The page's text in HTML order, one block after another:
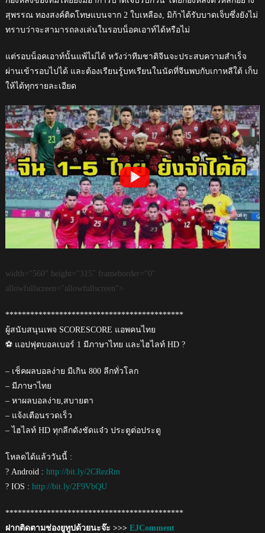
สุพรรณ ทองสงค์ติดโทษแบนจาก 2 ใบเหลือง, มิก้าได้รับบาดเจ็บซึ่งยังไม่
ทราบว่าจะสามารถลงเล่นในรอบน็อคเอาท์ได้หรือไม่
แต่รอบน็อคเอาท์นั้นแพ้ไม่ได้ หวังว่าทีมชาติจีนจะประสบความสำเร็จ
ผ่านเข้ารอบไปได้ และต้องเรียนรู้บทเรียนในนัดที่จีนพบกับเกาหลีใต้ เก็บ
ให้ได้ทุกรายละเอียด
width="560" height="315" frameborder="0"
allowfullscreen="allowfullscreen">
*******************************************
ผู้สนับสนุนเพจ SCORESCORE แอพคนไทย
⚽ แอปฟุตบอลเบอร์ 1 มีภาษาไทย และไฮไลท์ HD ?
– เช็คผลบอลง่าย มีเกิน 800 ลีกทั่วโลก
– มีภาษาไทย
– หาผลบอลง่าย,สบายตา
– แจ้งเตือนรวดเร็ว
– ไฮไลท์ HD ทุกลีกดังชัดแจ๋ว ประตูต่อประตู
โหลดได้แล้ววันนี้ :
? Android : http://bit.ly/2CRezRm
? IOS : http://bit.ly/2F9VbQU
*******************************************
ฝากติดตามช่องยูทูปด้วยนะจ๊ะ >>> EJComment